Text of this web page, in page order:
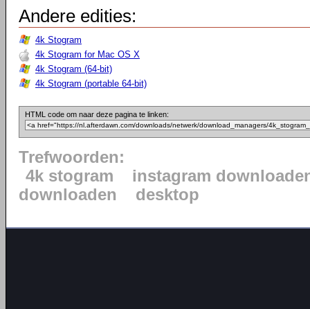
Andere edities:
4k Stogram
4k Stogram for Mac OS X
4k Stogram (64-bit)
4k Stogram (portable 64-bit)
HTML code om naar deze pagina te linken:
Trefwoorden:
4k stogram
instagram
downloaden
desktop